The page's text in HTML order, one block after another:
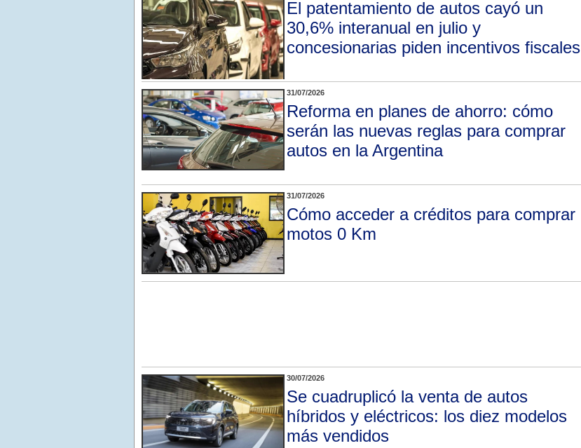
El patentamiento de autos cayó un
30,6% interanual en julio y
concesionarias piden incentivos fiscales
31/07/2026
Reforma en planes de ahorro: cómo
serán las nuevas reglas para comprar
autos en la Argentina
31/07/2026
Cómo acceder a créditos para comprar
motos 0 Km
30/07/2026
Se cuadruplicó la venta de autos
híbridos y eléctricos: los diez modelos
más vendidos